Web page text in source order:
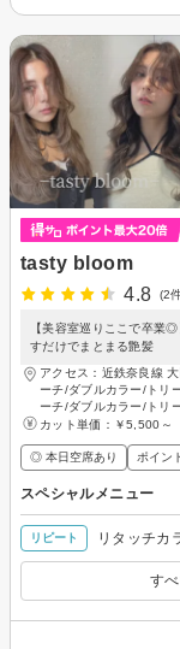
tasty bloom
4.8
(2
【美容室巡りここで卒業
すだけでまとまる艶髪
アクセス：近鉄奈良線
ーチ/ダブルカラー/トリ
ーチ/ダブルカラー/トリ
カット単価： ￥5,500～
◎ 本日空席あり ポイン
スペシャルメニュー
リピート リタッチカ
す